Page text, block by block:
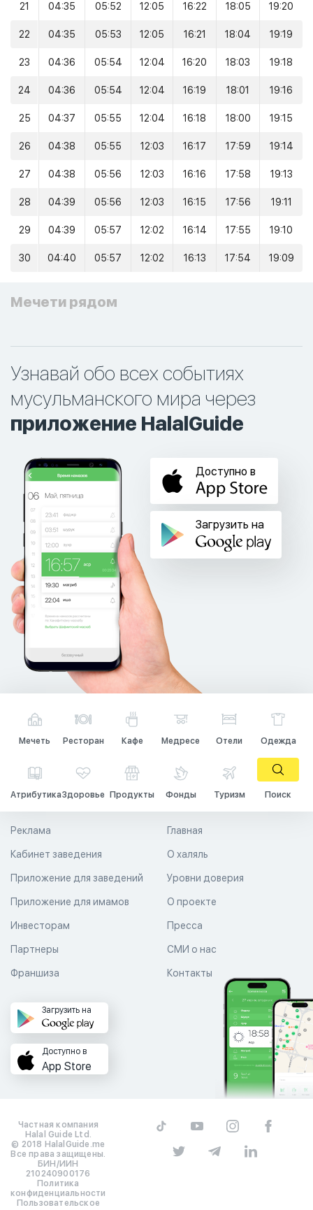
21 04:35 05:52 12:05 16:22 18:05 19:20
22 04:35 05:53 12:05 16:21 18:04 19:19
23 04:36 05:54 12:04 16:20 18:03 19:18
24 04:36 05:54 12:04 16:19 18:01 19:16
25 04:37 05:55 12:04 16:18 18:00 19:15
26 04:38 05:55 12:03 16:17 17:59 19:14
27 04:38 05:56 12:03 16:16 17:58 19:13
28 04:39 05:56 12:03 16:15 17:56 19:11
29 04:39 05:57 12:02 16:14 17:55 19:10
30 04:40 05:57 12:02 16:13 17:54 19:09
Мечети рядом
Узнавай обо всех событиях
мусульманского мира через
приложение HalalGuide
Доступно в
Загрузить на
Мечеть Ресторан Кафе Медресе Отели Одежда
АтрибутикаЗдоровье Продукты Фонды Туризм Поиск
Главная
О халяль
Уровни доверия
Реклама
Кабинет заведения
Приложение для заведений
Приложение для имамов О проекте
Пресса
СМИ о нас
Контакты
Инвесторам
Партнеры
Франшиза
Загрузить на
Доступно в
App Store
Частная компания
Halal Guide Ltd.
© 2018 HalalGuide.me
Все права защищены.
БИН/ИИН
210240900176
Политика
конфиденциальности
Пользовательское